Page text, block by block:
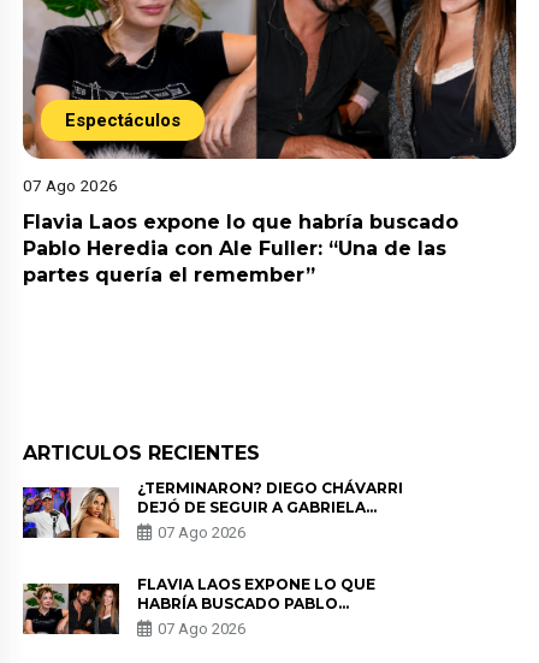
Espectáculos
07 Ago 2026
Flavia Laos expone lo que habría buscado
Pablo Heredia con Ale Fuller: “Una de las
partes quería el remember”
ARTICULOS RECIENTES
¿TERMINARON? DIEGO CHÁVARRI
DEJÓ DE SEGUIR A GABRIELA
HERRERA Y ANUNCIA SU SALIDA
DE PÓDCAST
07 Ago 2026
FLAVIA LAOS EXPONE LO QUE
HABRÍA BUSCADO PABLO
HEREDIA CON ALE FULLER: “UNA
DE LAS PARTES QUERÍA EL
07 Ago 2026